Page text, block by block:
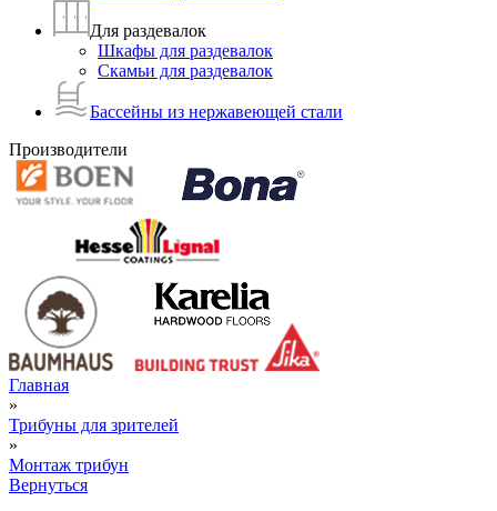
Для раздевалок
Шкафы для раздевалок
Скамьи для раздевалок
Бассейны из нержавеющей стали
Производители
Главная
»
Трибуны для зрителей
»
Монтаж трибун
Вернуться